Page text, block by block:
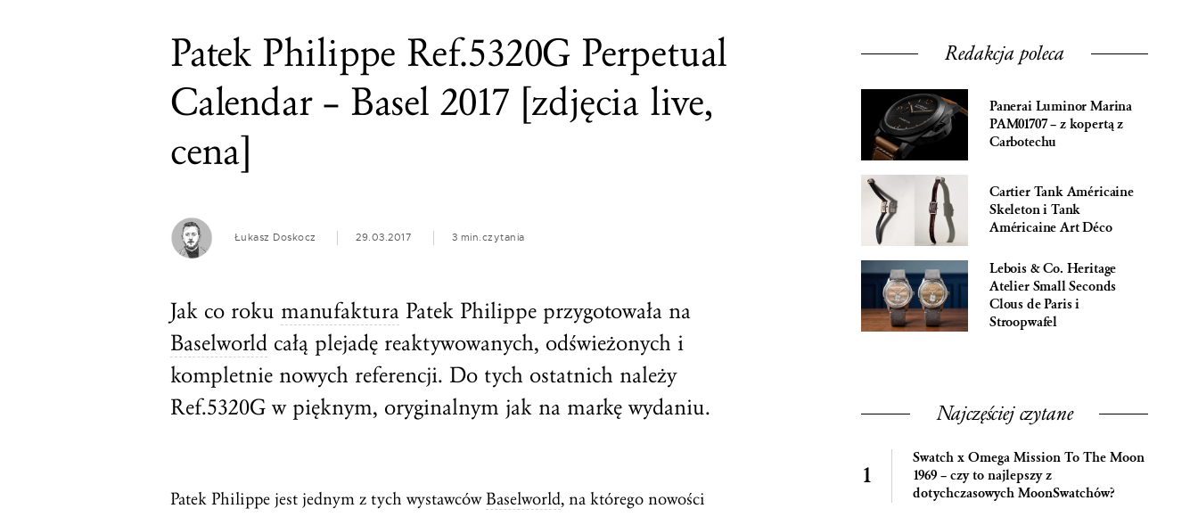
Patek Philippe Ref.5320G Perpetual
Calendar – Basel 2017 [zdjęcia live,
cena]
Łukasz Doskocz 29.03.2017 3 min.czytania
Jak co roku manufaktura Patek Philippe przygotowała na
Baselworld całą plejadę reaktywowanych, odświeżonych i
kompletnie nowych referencji. Do tych ostatnich należy
Ref.5320G w pięknym, oryginalnym jak na markę wydaniu.
Patek Philippe jest jednym z tych wystawcówBaselworld, na którego nowości
Redakcja poleca
Panerai Luminor Marina
PAM01707 – z kopertą z
Carbotechu
Cartier Tank Américaine
Skeleton i Tank
Américaine Art Déco
Lebois & Co. Heritage
Atelier Small Seconds
Clous de Paris i
Stroopwafel
Najczęściej czytane
Swatch x Omega Mission To The Moon
1969 – czy to najlepszy z
dotychczasowych MoonSwatchów?